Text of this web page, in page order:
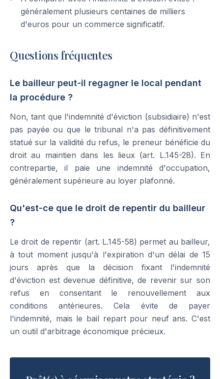
généralement plusieurs centaines de milliers
d'euros pour un commerce significatif.
Questions fréquentes
Le bailleur peut-il regagner le local pendant
la procédure ?
Non, tant que l'indemnité d'éviction (subsidiaire) n'est
pas payée ou que le tribunal n'a pas définitivement
statué sur la validité du refus, le preneur bénéficie du
droit au maintien dans les lieux (art. L.145-28). En
contrepartie, il paie une indemnité d'occupation,
généralement supérieure au loyer plafonné.
Qu'est-ce que le droit de repentir du bailleur
?
Le droit de repentir (art. L.145-58) permet au bailleur,
à tout moment jusqu'à l'expiration d'un délai de 15
jours après que la décision fixant l'indemnité
d'éviction est devenue définitive, de revenir sur son
refus en consentant le renouvellement aux
conditions antérieures. Cela évite de payer
l'indemnité, mais le bail repart pour neuf ans. C'est
un outil d'arbitrage économique précieux.